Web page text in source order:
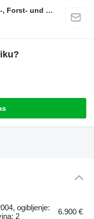
Seippel Landmaschinen GmbH Land-, Forst- und Gartentechnik
ogibljenje:
2
6.900 €